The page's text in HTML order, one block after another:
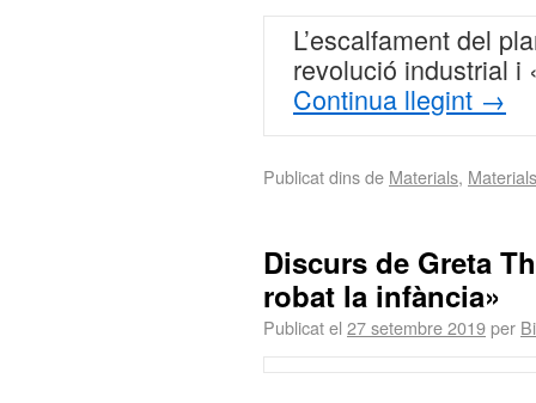
L’escalfament del
revolució industrial i
Continua llegint →
Publicat dins de Materials, Materials
Discurs de Greta
robat la infància»
Publicat el 27 setembre 2019per